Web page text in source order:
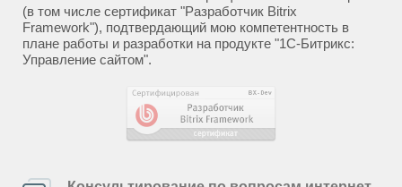
(в том числе сертификат "Разработчик Bitrix
Framework"), подтвердающий мою компетентность в
плане работы и разработки на продукте "1С-Битрикс:
Управление сайтом".